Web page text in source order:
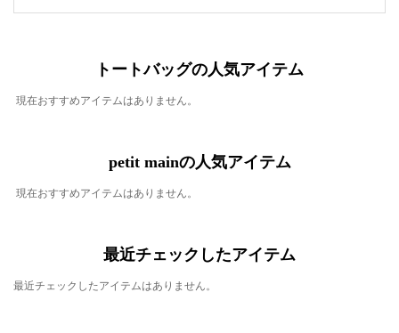
トートバッグの人気アイテム
現在おすすめアイテムはありません。
petit mainの人気アイテム
現在おすすめアイテムはありません。
最近チェックしたアイテム
最近チェックしたアイテムはありません。